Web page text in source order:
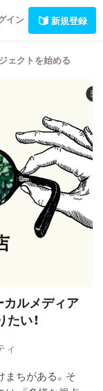
イン 新規登録
ェクトを始める
ルメディア
たい！
ィ
まちがある。そ